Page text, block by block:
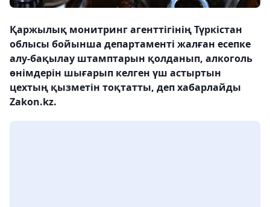
Қаржылық монитринг агенттігінің Түркістан
облысы бойынша департаменті жалған есепке
алу-бақылау штамптарын қолданып, алкоголь
өнімдерін шығарып келген үш астыртын
цехтың қызметін тоқтатты, деп хабарлайды
Zakon.kz.